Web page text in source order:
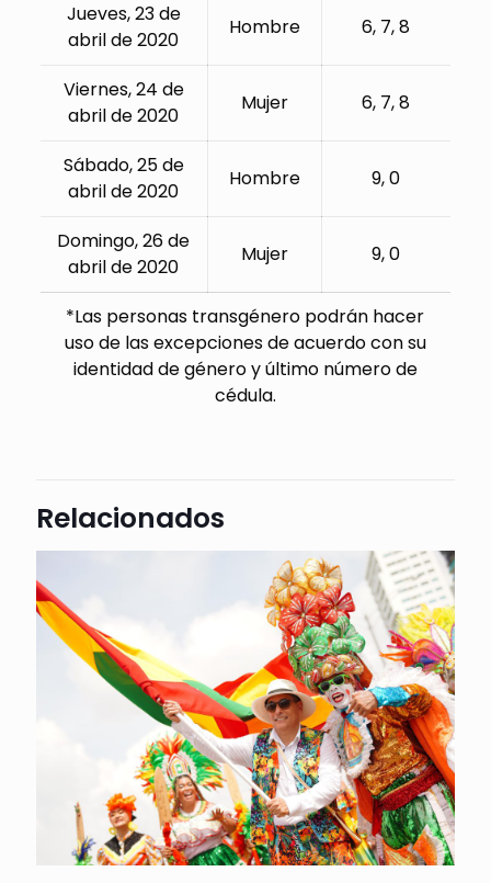
Jueves, 23 de
abril de 2020
Hombre 6, 7, 8
Viernes, 24 de
abril de 2020
Mujer 6, 7, 8
Sábado, 25 de
abril de 2020
Hombre 9, 0
Domingo, 26 de
abril de 2020
Mujer 9, 0
*Las personas transgénero podrán hacer
uso de las excepciones de acuerdo con su
identidad de género y último número de
cédula.
Relacionados